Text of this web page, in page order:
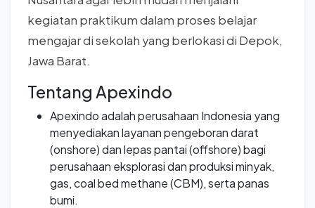
kegiatan praktikum dalam proses belajar
mengajar di sekolah yang berlokasi di Depok,
Jawa Barat.
Tentang Apexindo
Apexindo adalah perusahaan Indonesia yang
menyediakan layanan pengeboran darat
(onshore) dan lepas pantai (offshore) bagi
perusahaan eksplorasi dan produksi minyak,
gas, coal bed methane (CBM), serta panas
bumi.